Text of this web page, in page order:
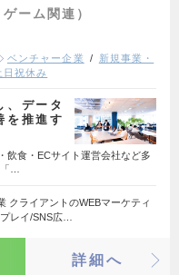
ーム関連）
ベンチャー企業
新規事業・
日祝休み
、データ
を推進す
飲食・ECサイト運営会社など多
…
クライアントのWEBマーケティ
レイ/SNS広…
詳細へ